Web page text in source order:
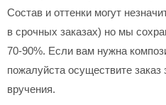
Состав и оттенки могут
в срочных заказах) но мы
70-90%. Если вам нужна
пожалуйста осуществите заказ
вручения.